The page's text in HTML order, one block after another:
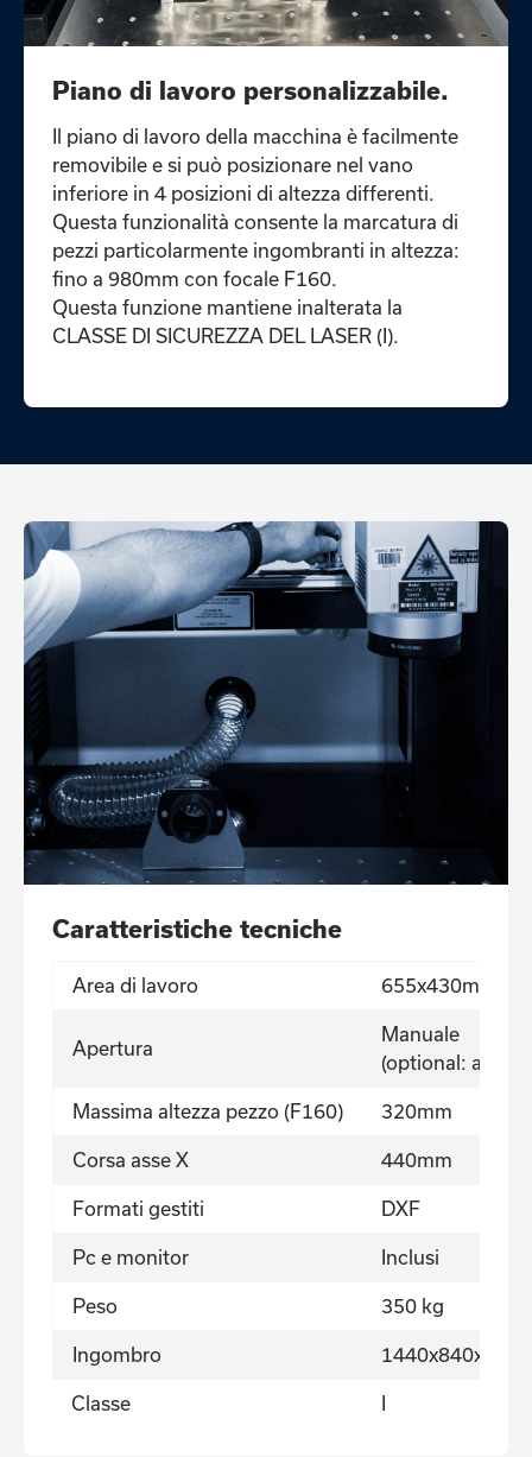
Piano di lavoro personalizzabile.
Il piano di lavoro della macchina è facilmente
removibile e si può posizionare nel vano
inferiore in 4 posizioni di altezza differenti.
Questa funzionalità consente la marcatura di
pezzi particolarmente ingombranti in altezza:
fino a 980mm con focale F160.
Questa funzione mantiene inalterata la
CLASSE DI SICUREZZA DEL LASER (I).
Caratteristiche tecniche
Area di lavoro 655x430mm
Apertura
Manuale
(optional:
Massima altezza pezzo (F160) 320mm
Corsa asse X 440mm
Formati gestiti DXF
Pc e monitor Inclusi
Peso 350 kg
Ingombro
Classe I